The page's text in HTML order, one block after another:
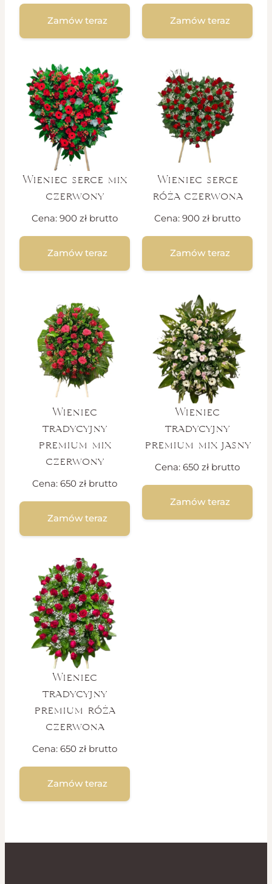
Zamów teraz Zamów teraz
Wieniec serce mix
czerwony
Cena: 900 zł brutto
Zamów teraz
Wieniec serce
róża czerwona
Cena: 900 zł brutto
Zamów teraz
Wieniec
tradycyjny
premium mix
czerwony
Cena: 650 zł brutto
Zamów teraz
Wieniec
tradycyjny
premium mix jasny
Cena: 650 zł brutto
Zamów teraz
Wieniec
tradycyjny
premium róża
czerwona
Cena: 650 zł brutto
Zamów teraz